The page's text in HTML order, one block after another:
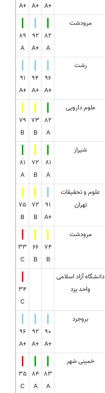
A+
A+
A+
مرودشت
82
A
92
A+
89
A
رشت
96
A+
94
A+
91
A+
علوم دارویی
82
A
73
B
79
B
شیراز
81
A
72
B
81
A
علوم و تحقیقات
تهران
91
A+
72
B
75
B
مرودشت
74
B
66
B
33
C
دانشگاه آزاد اسلامی
واحد یزد
34
C
بروجرد
90
A+
92
A+
96
A+
خمینی شهر
83
A
84
A
35
C